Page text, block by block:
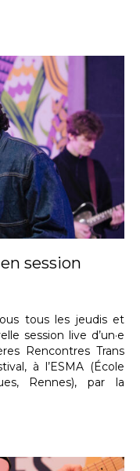
session
tous les jeudis et
session live d’un·e
Rencontres Trans
à l’ESMA (École
Rennes), par la